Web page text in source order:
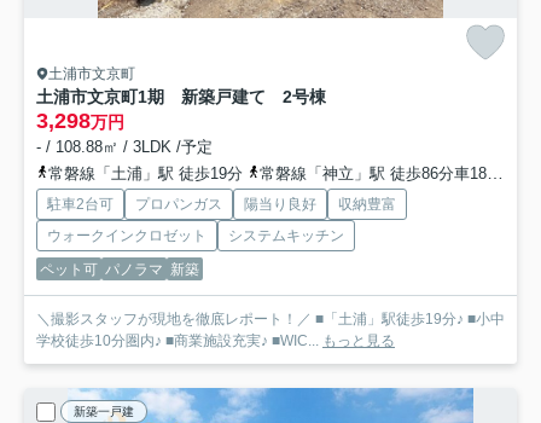
土浦市文京町
土浦市文京町1期 新築戸建て 2号棟
3,298万円
- / 108.88㎡ / 3LDK /予定
常磐線「土浦」駅 徒歩19分
常磐線「神立」駅 徒歩86分車18分 6.8km
駐車2台可 プロパンガス 陽当り良好
収納豊富
ウォークインクロゼット
システムキッチン
ペット可 パノラマ 新築
＼撮影スタッフが現地を徹底レポート！／ ■「土浦」駅徒歩19分♪ ■小中
学校徒歩10分圏内♪ ■商業施設充実♪ ■WIC...
もっと見る
新築一戸建